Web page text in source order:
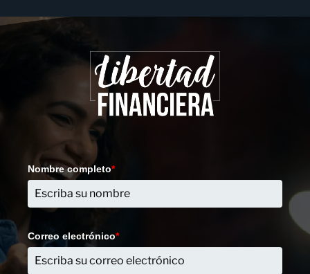
Nombre completo*
Correo electrónico*